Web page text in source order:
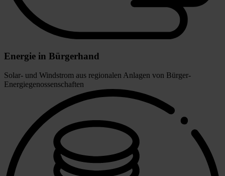
Energie in Bürgerhand
Solar- und Windstrom aus regionalen Anlagen von Bürger-
Energiegenossenschaften